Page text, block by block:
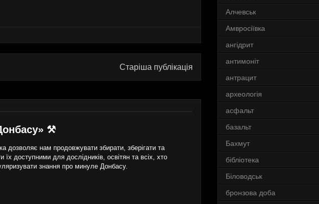
Старіша публікація
⚒
нам продовжувати збирати, зберігати та
їх доступними для дослідників, освітян та всіх, хто
знання про минуле Донбасу.
Алчевськ
Амвросіївка
ангідрит
антимоніт
антрацит
археологія
асфальт
базальт
Бахмут
бібліотека
Біловодськ
бронзова доба